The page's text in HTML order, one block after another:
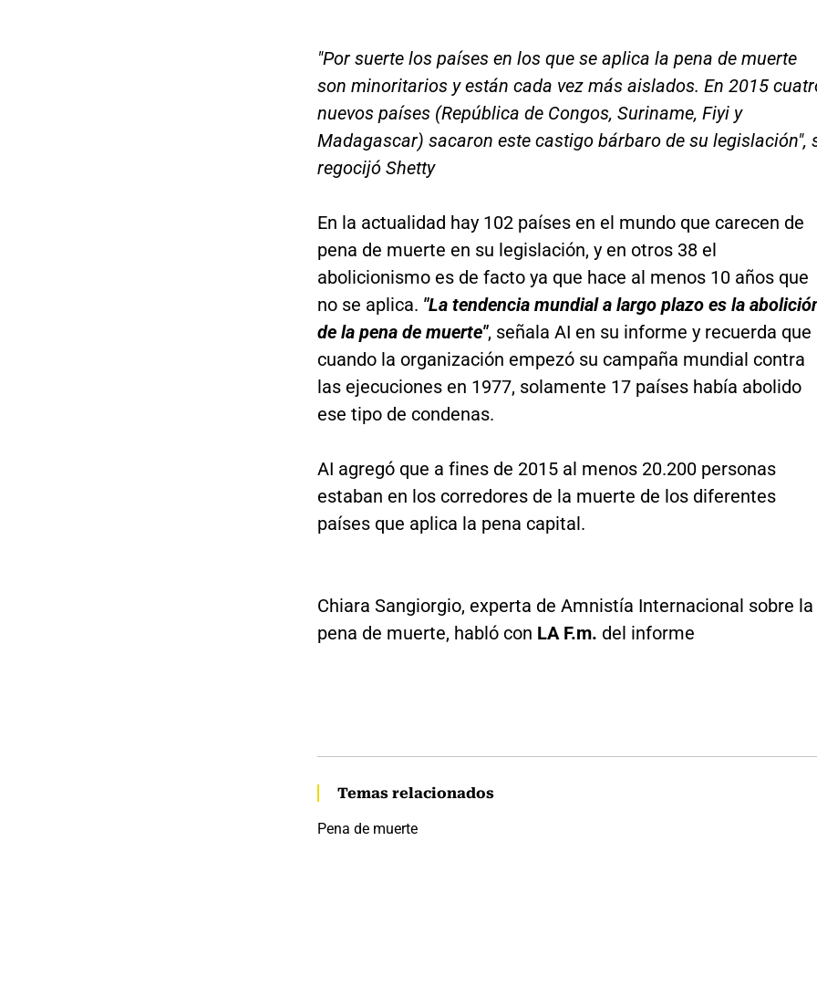
"Por suerte los países en los que se aplica la pena de muerte
son minoritarios y están cada vez más aislados. En 2015
nuevos países (República de Congos, Suriname, Fiyi y
Madagascar) sacaron este castigo bárbaro de su legislación",
regocijó Shetty
En la actualidad hay 102 países en el mundo que carecen de
pena de muerte en su legislación, y en otros 38 el
abolicionismo es de facto ya que hace al menos 10 años que
no se aplica. "La tendencia mundial a largo plazo es la
de la pena de muerte", señala AI en su informe y recuerda que
cuando la organización empezó su campaña mundial contra
las ejecuciones en 1977, solamente 17 países había abolido
ese tipo de condenas.
AI agregó que a fines de 2015 al menos 20.200 personas
estaban en los corredores de la muerte de los diferentes
países que aplica la pena capital.
Chiara Sangiorgio, experta de Amnistía Internacional sobre la
pena de muerte, habló con LA F.m. del informe
Temas relacionados
Pena de muerte